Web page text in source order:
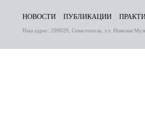
НОВОСТИ ПУБЛИКАЦИИ
Наш адрес: 299029, Севастополь, ул. Николая